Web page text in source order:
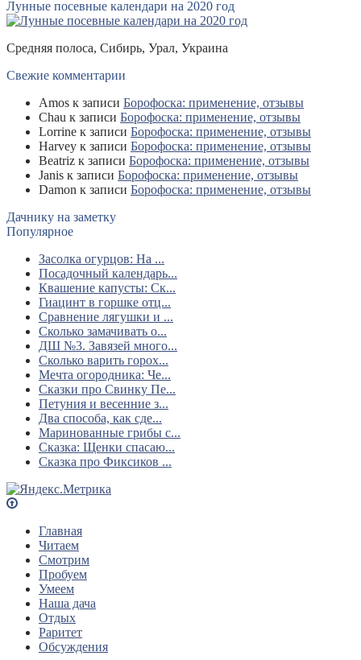
Лунные посевные календари на 2020 год
Средняя полоса, Сибирь, Урал, Украина
Свежие комментарии
Amos к записи Борофоска: применение, отзывы
Chau к записи Борофоска: применение, отзывы
Lorrine к записи Борофоска: применение, отзывы
Harvey к записи Борофоска: применение, отзывы
Beatriz к записи Борофоска: применение, отзывы
Janis к записи Борофоска: применение, отзывы
Damon к записи Борофоска: применение, отзывы
Дачнику на заметку
Популярное
Засолка огурцов: На ...
Посадочный календарь...
Квашение капусты: Ск...
Гиацинт в горшке отц...
Сравнение лягушки и ...
Сколько замачивать о...
ДШ №3. Завязей много...
Сколько варить горох...
Мечта огородника: Че...
Сказки про Свинку Пе...
Петуния и весенние з...
Два способа, как сде...
Маринованные грибы с...
Сказка: Щенки спасаю...
Сказка про Фиксиков ...
Главная
Читаем
Смотрим
Пробуем
Умеем
Наша дача
Отдых
Раритет
Обсуждения